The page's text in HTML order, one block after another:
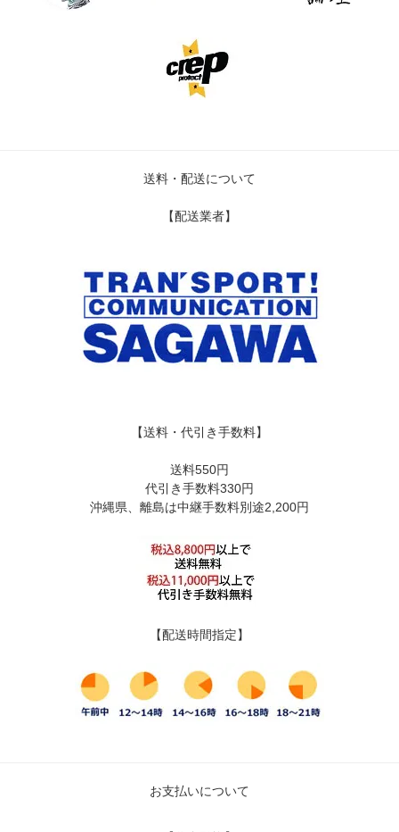
送料・配送について
【配送業者】
【送料・代引き手数料】
送料550円
代引き手数料330円
沖縄県、離島は中継手数料別途2,200円
【配送時間指定】
お支払いについて